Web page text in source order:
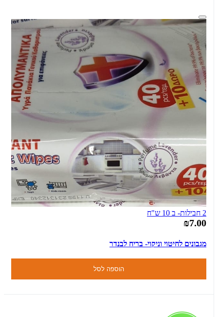
2 חבילות- ב 10 ש"ח
₪7.00
מגבונים לחיטוי וניקוי- בריח לבנדר
הוספה לסל